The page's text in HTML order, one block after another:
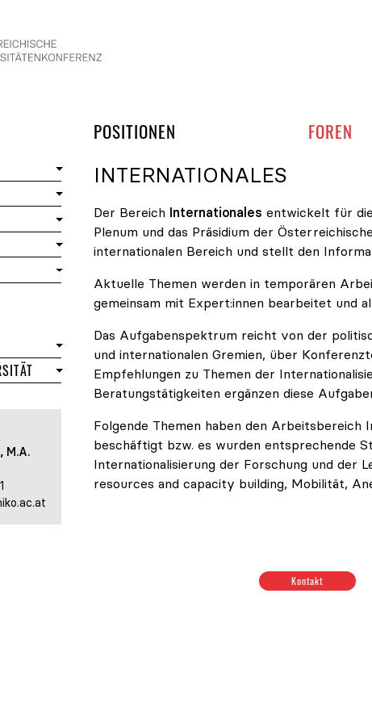
POSITIONEN FOREN
DES FORUMS
DES FORUMS
FORUMS
- STARTSEITE DER TASKFORCE
, M.A.
INTERNATIONALES
Der Bereich Internationales entwickelt für
Plenum und das Präsidium der
internationalen Bereich und stellt den
Aktuelle Themen werden in temporären
gemeinsam mit Expert:innen bearbeitet und
Das Aufgabenspektrum reicht von der
und internationalen Gremien, über
Empfehlungen zu Themen der
Beratungstätigkeiten ergänzen diese
Folgende Themen haben den
beschäftigt bzw. es wurden entsprechende
Internationalisierung der Forschung und der
resources and capacity building, Mobilität,
Kontakt